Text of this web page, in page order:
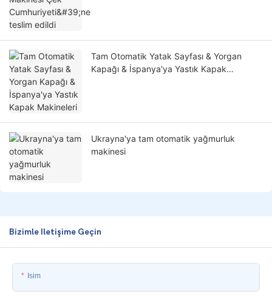
Tam Otomatik Yatak Sayfası & Yorgan
Kapağı & İspanya'ya Yastık Kapak
Ukrayna'ya tam otomatik yağmurluk
makinesi
Bizimle Iletişime Geçin
Isim